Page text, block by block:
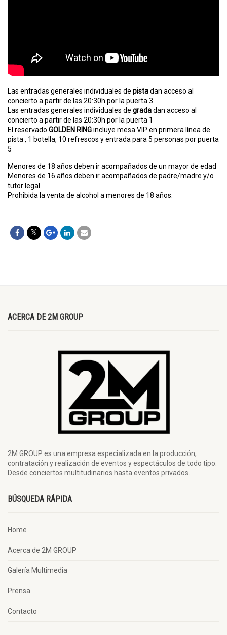
Las entradas generales individuales de pistadan acceso al
concierto a partir de las 20:30h por la puerta 3
Las entradas generales individuales de gradadan acceso al
concierto a partir de las 20:30h por la puerta 1
El reservado GOLDEN RINGincluye mesa VIP en primera línea de
pista , 1 botella, 10 refrescos y entrada para 5 personas por puerta
5
Menores de 18 años deben ir acompañados de un mayor de edad
Menores de 16 años deben ir acompañados de padre/madre y/o
tutor legal
Prohibida la venta de alcohol a menores de 18 años.
ACERCA DE 2M GROUP
2M GROUP es una empresa especializada en la producción,
contratación y realización de eventos y espectáculos de todo tipo.
Desde conciertos multitudinarios hasta eventos privados.
BÚSQUEDA RÁPIDA
Home
Acerca de 2M GROUP
Galería Multimedia
Prensa
Contacto